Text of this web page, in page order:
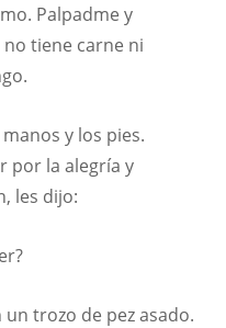
Palpadme y
tiene carne ni
y los pies.
por la alegría y
les dijo:
trozo de pez asado.